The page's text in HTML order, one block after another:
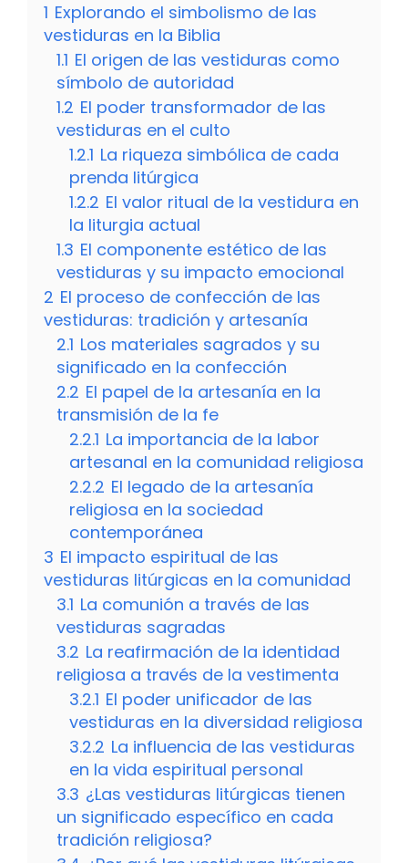
1 Explorando el simbolismo de las
vestiduras en la Biblia
1.1 El origen de las vestiduras como
símbolo de autoridad
1.2 El poder transformador de las
vestiduras en el culto
1.2.1 La riqueza simbólica de cada
prenda litúrgica
1.2.2 El valor ritual de la vestidura en
la liturgia actual
1.3 El componente estético de las
vestiduras y su impacto emocional
2 El proceso de confección de las
vestiduras: tradición y artesanía
2.1 Los materiales sagrados y su
significado en la confección
2.2 El papel de la artesanía en la
transmisión de la fe
2.2.1 La importancia de la labor
artesanal en la comunidad religiosa
2.2.2 El legado de la artesanía
religiosa en la sociedad
contemporánea
3 El impacto espiritual de las
vestiduras litúrgicas en la comunidad
3.1 La comunión a través de las
vestiduras sagradas
3.2 La reafirmación de la identidad
religiosa a través de la vestimenta
3.2.1 El poder unificador de las
vestiduras en la diversidad religiosa
3.2.2 La influencia de las vestiduras
en la vida espiritual personal
3.3 ¿Las vestiduras litúrgicas tienen
un significado específico en cada
tradición religiosa?